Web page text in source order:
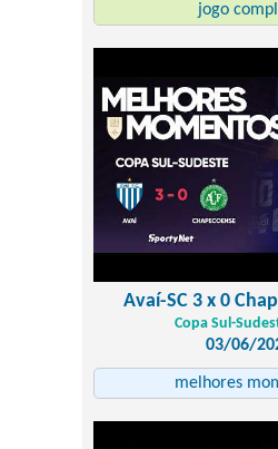
jogo
Avaí-SC 3 x 0
Copa Sul-
03/06/
melhores